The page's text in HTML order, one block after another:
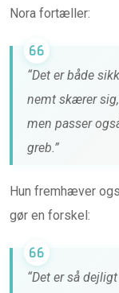
Nora fortæller:
“Det er både
nemt skærer
men passer
greb.”
Hun fremhæver
gør en forskel:
“Det er så